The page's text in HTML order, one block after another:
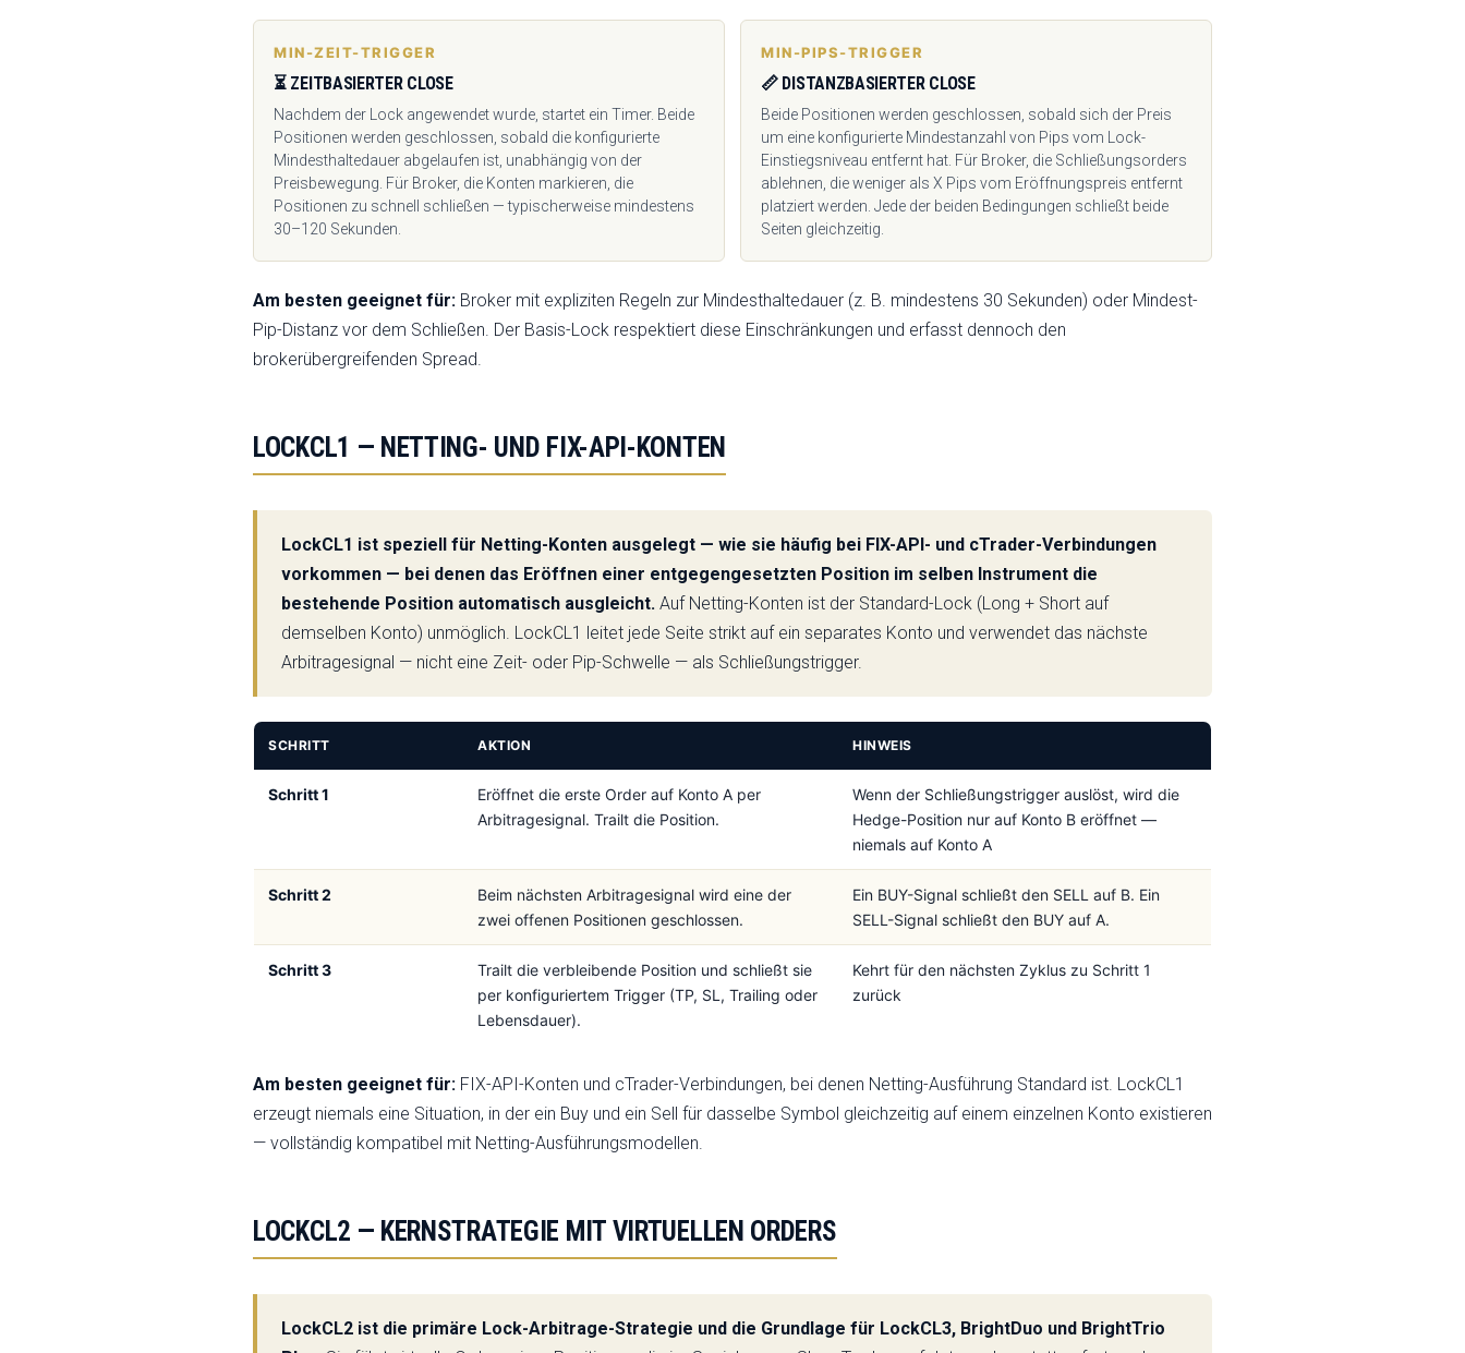
MIN-ZEIT-TRIGGER
⏳ ZEITBASIERTER CLOSE
Nachdem der Lock angewendet wurde, startet ein Timer. Beide
Positionen werden geschlossen, sobald die konfigurierte
Mindesthaltedauer abgelaufen ist, unabhängig von der
Preisbewegung. Für Broker, die Konten markieren, die
Positionen zu schnell schließen — typischerweise mindestens
30–120 Sekunden.
MIN-PIPS-TRIGGER
📏 DISTANZBASIERTER CLOSE
Beide Positionen werden geschlossen, sobald sich der Preis
um eine konfigurierte Mindestanzahl von Pips vom Lock-
Einstiegsniveau entfernt hat. Für Broker, die Schließungsorders
ablehnen, die weniger als X Pips vom Eröffnungspreis entfernt
platziert werden. Jede der beiden Bedingungen schließt beide
Seiten gleichzeitig.
Am besten geeignet für: Broker mit expliziten Regeln zur Mindesthaltedauer (z. B. mindestens 30 Sekunden) oder Mindest-
Pip-Distanz vor dem Schließen. Der Basis-Lock respektiert diese Einschränkungen und erfasst dennoch den
brokerübergreifenden Spread.
LOCKCL1 — NETTING- UND FIX-API-KONTEN
LockCL1 ist speziell für Netting-Konten ausgelegt — wie sie häufig bei FIX-API- und cTrader-Verbindungen
vorkommen — bei denen das Eröffnen einer entgegengesetzten Position im selben Instrument die
bestehende Position automatisch ausgleicht. Auf Netting-Konten ist der Standard-Lock (Long + Short auf
demselben Konto) unmöglich. LockCL1 leitet jede Seite strikt auf ein separates Konto und verwendet das nächste
Arbitragesignal — nicht eine Zeit- oder Pip-Schwelle — als Schließungstrigger.
SCHRITT AKTION HINWEIS
Schritt 1
Eröffnet die erste Order auf Konto A per
Arbitragesignal. Trailt die Position.
Wenn der Schließungstrigger auslöst, wird die
Hedge-Position nur auf Konto B eröffnet —
niemals auf Konto A
Schritt 2
Beim nächsten Arbitragesignal wird eine der
zwei offenen Positionen geschlossen.
Ein BUY-Signal schließt den SELL auf B. Ein
SELL-Signal schließt den BUY auf A.
Schritt 3
Trailt die verbleibende Position und schließt sie
per konfiguriertem Trigger (TP, SL, Trailing oder
Lebensdauer).
Kehrt für den nächsten Zyklus zu Schritt 1
zurück
Am besten geeignet für: FIX-API-Konten und cTrader-Verbindungen, bei denen Netting-Ausführung Standard ist. LockCL1
erzeugt niemals eine Situation, in der ein Buy und ein Sell für dasselbe Symbol gleichzeitig auf einem einzelnen Konto existieren
— vollständig kompatibel mit Netting-Ausführungsmodellen.
LOCKCL2 — KERNSTRATEGIE MIT VIRTUELLEN ORDERS
LockCL2 ist die primäre Lock-Arbitrage-Strategie und die Grundlage für LockCL3, BrightDuo und BrightTrio